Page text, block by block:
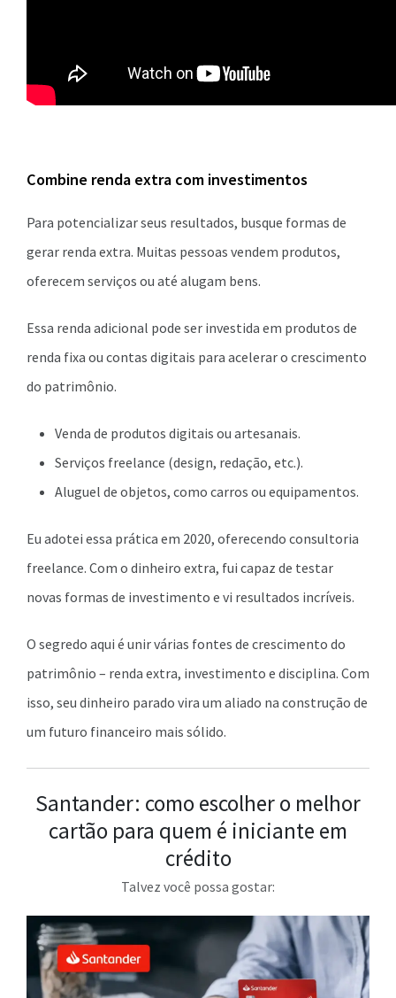
Combine renda extra com investimentos
Para potencializar seus resultados, busque formas de
gerar renda extra. Muitas pessoas vendem produtos,
oferecem serviços ou até alugam bens.
Essa renda adicional pode ser investida em produtos de
renda fixa ou contas digitais para acelerar o crescimento
do patrimônio.
Venda de produtos digitais ou artesanais.
Serviços freelance (design, redação, etc.).
Aluguel de objetos, como carros ou equipamentos.
Eu adotei essa prática em 2020, oferecendo consultoria
freelance. Com o dinheiro extra, fui capaz de testar
novas formas de investimento e vi resultados incríveis.
O segredo aqui é unir várias fontes de crescimento do
patrimônio – renda extra, investimento e disciplina. Com
isso, seu dinheiro parado vira um aliado na construção de
um futuro financeiro mais sólido.
Santander: como escolher o melhor
cartão para quem é iniciante em
crédito
Talvez você possa gostar: